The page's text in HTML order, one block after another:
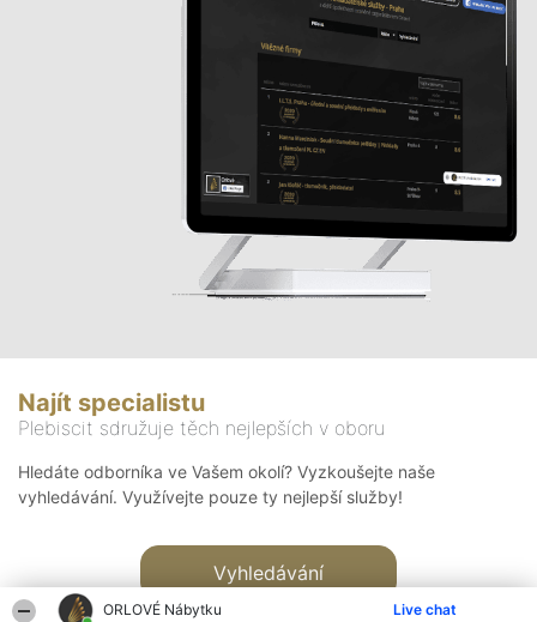
ORLOVÉ Nábytku Live chat
Najít specialistu
Plebiscit sdružuje těch nejlepších v oboru
Hledáte odborníka ve Vašem okolí? Vyzkoušejte naše
vyhledávání. Využívejte pouze ty nejlepší služby!
Vyhledávání